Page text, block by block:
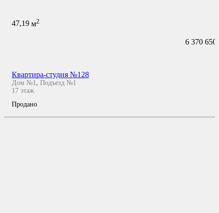
47,19 м2
6 370 650
Квартира-студия №128
Дом №1, Подъезд №1
17 этаж
Продано